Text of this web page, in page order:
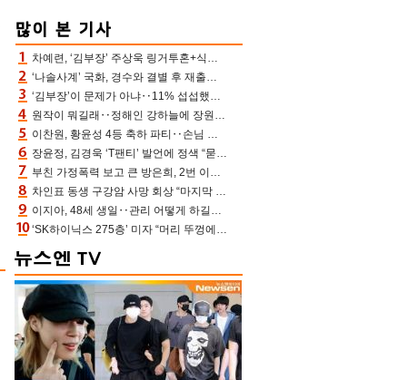
차예련, ‘김부장’ 주상욱 링거투혼+식스팩 비화 “옷 벗는데 아저씨는 안 된다고”(차장금)
‘나솔사계’ 국화, 경수와 결별 후 재출연…첫인상 3표 몰표
‘김부장’이 문제가 아냐‥11% 섭섭했던 ‘재벌X형사2’ 돈·빽 총동원해 컴백 [TV보고서]
원작이 뭐길래‥정해인 강하늘에 장원영까지 참여한 이 영화
이찬원, 황윤성 4등 축하 파티‥손님 모으려 블랙핑크 지수와 친한 척(편스토랑)[어제TV]
장윤정, 김경욱 ‘T팬티’ 발언에 정색 “묻지 않았는데, 그것도 성희롱”(장공장)
부친 가정폭력 보고 큰 방은희, 2번 이혼 후 잠수→母 고독사에 자책(특종세상)[어제TV]
차인표 동생 구강암 사망 회상 “마지막 순간 동생 손 잡아준 신애라, 두고두고 고마워” (신애라이프)
이지아, 48세 생일‥관리 어떻게 하길래 놀라운 동안 미모
‘SK하이닉스 275층’ 미자 “머리 뚜껑에서 사, 주식만 안 해도 돈 버는 것”